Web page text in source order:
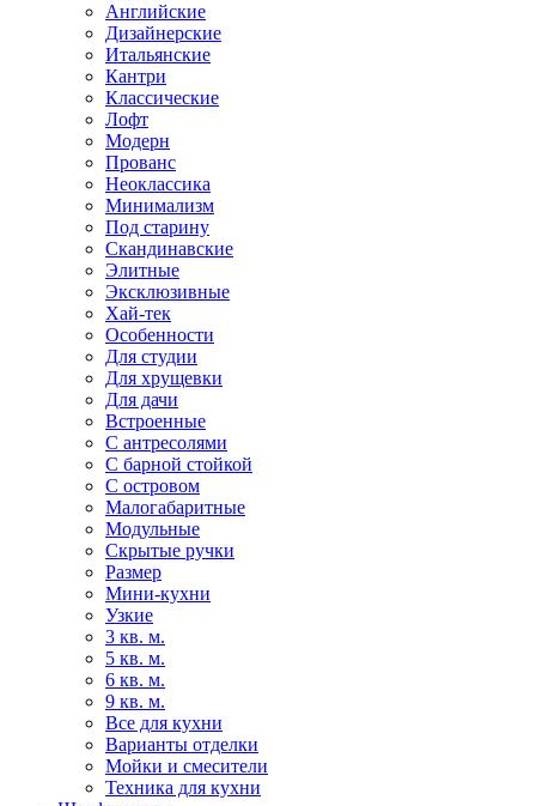
Английские
Дизайнерские
Итальянские
Кантри
Классические
Лофт
Модерн
Прованс
Неоклассика
Минимализм
Под старину
Скандинавские
Элитные
Эксклюзивные
Хай-тек
Особенности
Для студии
Для хрущевки
Для дачи
Встроенные
С антресолями
С барной стойкой
С островом
Малогабаритные
Модульные
Скрытые ручки
Размер
Мини-кухни
Узкие
3 кв. м.
5 кв. м.
6 кв. м.
9 кв. м.
Все для кухни
Варианты отделки
Мойки и смесители
Техника для кухни